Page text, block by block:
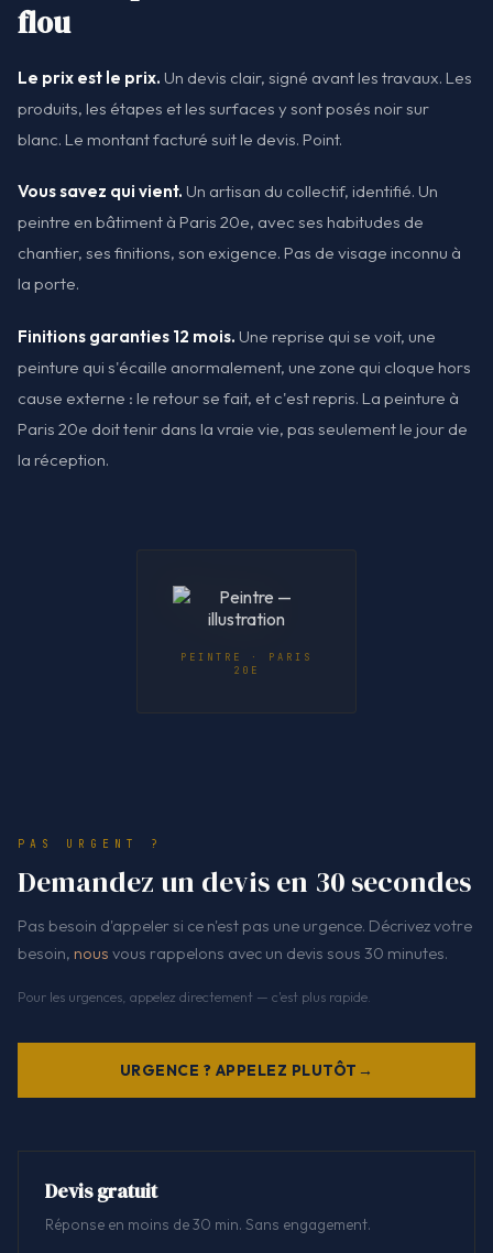
flou
Le prix est le prix. Un devis clair, signé avant les travaux. Les
produits, les étapes et les surfaces y sont posés noir sur
blanc. Le montant facturé suit le devis. Point.
Vous savez qui vient. Un artisan du collectif, identifié. Un
peintre en bâtiment à Paris 20e, avec ses habitudes de
chantier, ses finitions, son exigence. Pas de visage inconnu à
la porte.
Finitions garanties 12 mois. Une reprise qui se voit, une
peinture qui s'écaille anormalement, une zone qui cloque hors
cause externe : le retour se fait, et c'est repris. La peinture à
Paris 20e doit tenir dans la vraie vie, pas seulement le jour de
la réception.
PEINTRE · PARIS
20E
PAS URGENT ?
Demandez un devis en 30 secondes
Pas besoin d'appeler si ce n'est pas une urgence. Décrivez votre
besoin, nous vous rappelons avec un devis sous 30 minutes.
Pour les urgences, appelez directement — c'est plus rapide.
URGENCE ? APPELEZ PLUTÔT
Devis gratuit
Réponse en moins de 30 min. Sans engagement.